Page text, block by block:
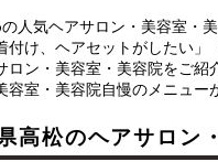
人気ヘアサロン・美容室
け、ヘアセットがしたい
ン・美容室・美容院をご
室・美容院自慢のメニュー
高松のヘアサロン